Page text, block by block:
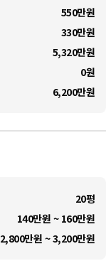
550만원
330만원
5,320만원
0원
6,200만원
20평
140만원 ~ 160만원
2,800만원 ~ 3,200만원